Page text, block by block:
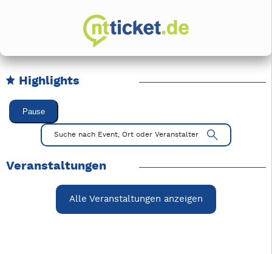
Highlights
Karussell Veranstaltungen überspringen
Pause
Mit Tab zu den Steuerelementen wechseln. Mit Pfeiltasten
Suche nach Event, Ort oder Veranstalter
Veranstaltungen
Alle Veranstaltungen anzeigen